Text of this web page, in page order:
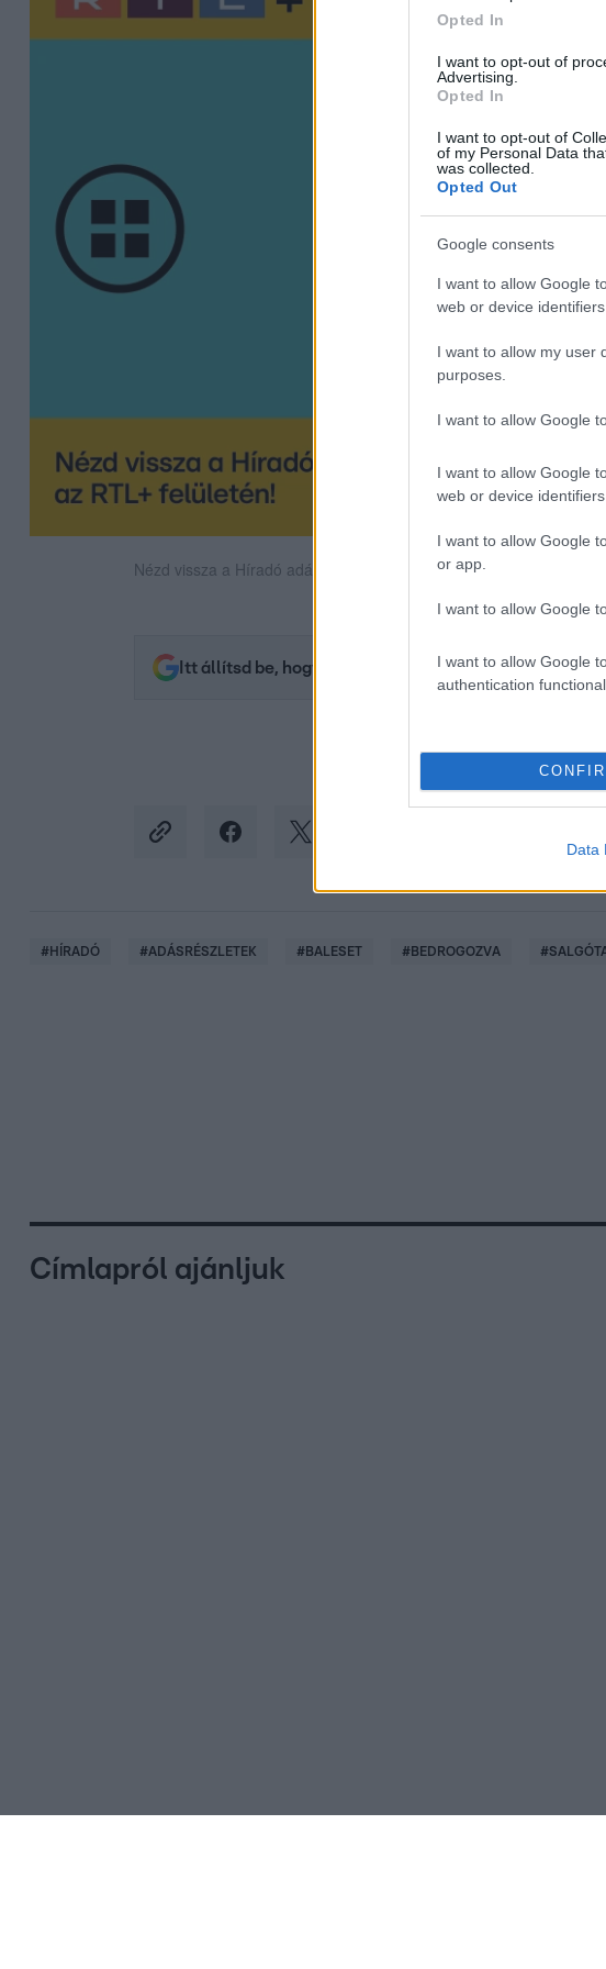
Opted In
I want to opt-out of
Advertising.
Opted In
I want to opt-out of
of my Personal Data
was collected.
Opted Out
Google consents
I want to allow Google
web or device identifiers
I want to allow my user
purposes.
I want to allow Google
I want to allow Google
web or device identifiers
I want to allow Google
or app.
I want to allow Google
I want to allow Google
authentication
Data
Nézd vissza a Híradó adásait az RTL+ felületén!
Itt állítsd be, hogy az RTL.hu az elsők között legyen
#HÍRADÓ #ADÁSRÉSZLETEK #BALESET #BEDROGOZVA #
Címlapról ajánljuk